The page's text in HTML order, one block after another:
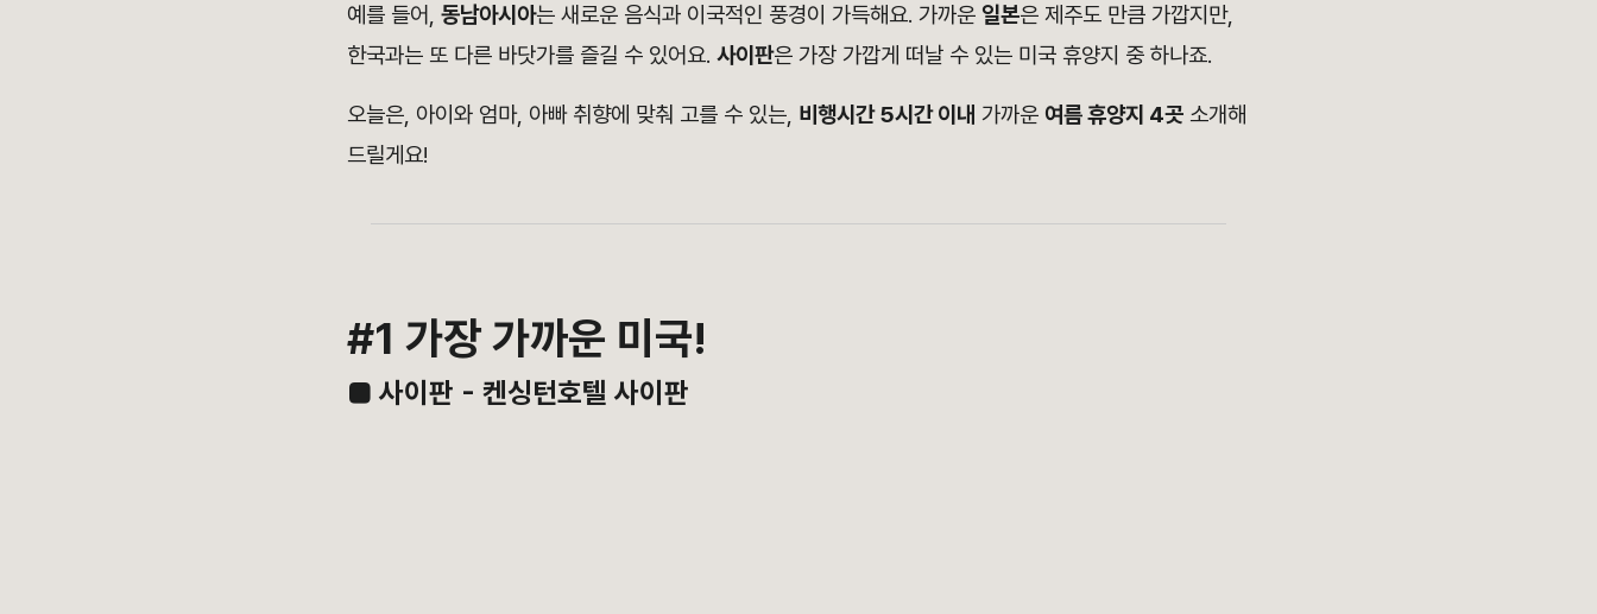
예를 들어, 동남아시아는 새로운 음식과 이국적인 풍경이 가득해요. 가까운 일본은 제주도 만큼 가깝지만,
한국과는 또 다른 바닷가를 즐길 수 있어요. 사이판은 가장 가깝게 떠날 수 있는 미국 휴양지 중 하나죠.
오늘은, 아이와 엄마, 아빠 취향에 맞춰 고를 수 있는, 비행시간 5시간 이내 가까운 여름 휴양지 4곳 소개해
드릴게요!
#1 가장 가까운 미국!
■ 사이판 - 켄싱턴호텔 사이판